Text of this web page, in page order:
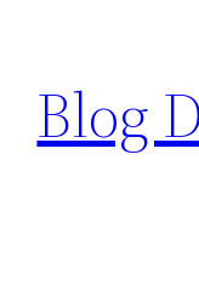
contenido
Blog